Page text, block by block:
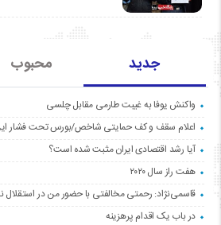
جدید محبوب
واکنش یوفا به غیبت طارمی مقابل چلسی
اعلام سقف و کف حمایتی شاخص/بورس تحت فشار این
آیا رشد اقتصادی ایران مثبت شده است؟
هفت راز سال ۲۰۲۰
قاسمی‌نژاد: رحمتی مخالفتی با حضور من در
در باب یک اقدام پرهزینه